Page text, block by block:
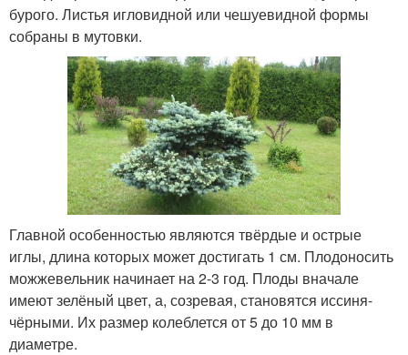
бурого. Листья игловидной или чешуевидной формы
собраны в мутовки.
Главной особенностью являются твёрдые и острые
иглы, длина которых может достигать 1 см. Плодоносить
можжевельник начинает на 2-3 год. Плоды вначале
имеют зелёный цвет, а, созревая, становятся иссиня-
чёрными. Их размер колеблется от 5 до 10 мм в
диаметре.